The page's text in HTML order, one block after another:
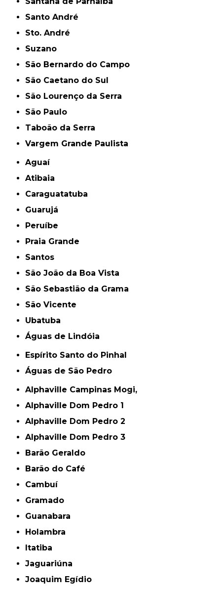
Santo André
Sto. André
Suzano
São Bernardo do Campo
São Caetano do Sul
São Lourenço da Serra
São Paulo
Taboão da Serra
Vargem Grande Paulista
Aguaí
Atibaia
Caraguatatuba
Guarujá
Peruíbe
Praia Grande
Santos
São João da Boa Vista
São Sebastião da Grama
São Vicente
Ubatuba
Águas de Lindóia
Espírito Santo do Pinhal
Águas de São Pedro
Alphaville Campinas Mogi,
Alphaville Dom Pedro 1
Alphaville Dom Pedro 2
Alphaville Dom Pedro 3
Barão Geraldo
Barão do Café
Cambuí
Gramado
Guanabara
Holambra
Itatiba
Jaguariúna
Joaquim Egídio